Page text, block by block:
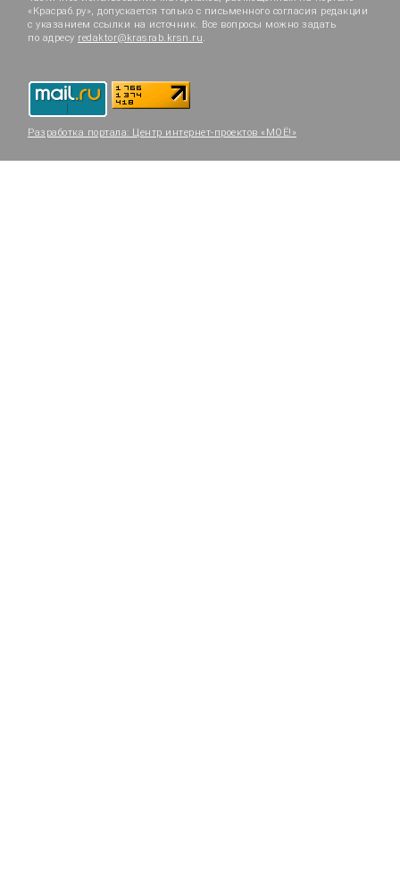
«Красраб.ру», допускается только с письменного согласия редакции
с указанием ссылки на источник. Все вопросы можно задать
по адресу redaktor@krasrab.krsn.ru.
Разработка портала: Центр интернет-проектов «МОЁ!»